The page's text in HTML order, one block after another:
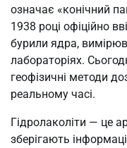
означає «конічний
1938 році офіційно
бурили ядра,
лабораторіях.
геофізичні методи
реальному часі.
Гідролаколіти — це
зберігають